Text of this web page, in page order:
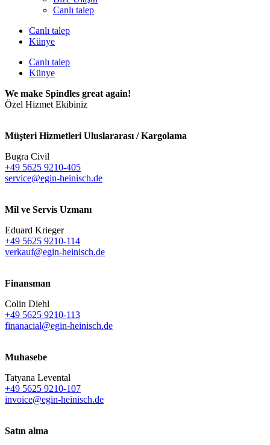
Canlı talep
Canlı talep
Künye
Canlı talep
Künye
We make Spindles great again!
Özel Hizmet Ekibiniz
Müşteri Hizmetleri Uluslararası / Kargolama
Bugra Civil
+49 5625 9210-405
service@egin-heinisch.de
Mil ve Servis Uzmanı
Eduard Krieger
+49 5625 9210-114
verkauf@egin-heinisch.de
Finansman
Colin Diehl
+49 5625 9210-113
finanacial@egin-heinisch.de
Muhasebe
Tatyana Levental
+49 5625 9210-107
invoice@egin-heinisch.de
Satın alma